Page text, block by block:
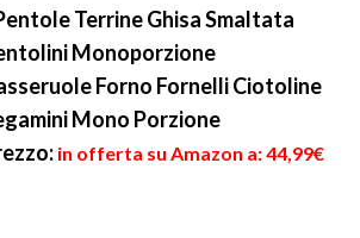
Terrine Ghisa Smaltata
Monoporzione
Forno Fornelli Ciotoline
Mono Porzione
in offerta su Amazon a: 44,99€